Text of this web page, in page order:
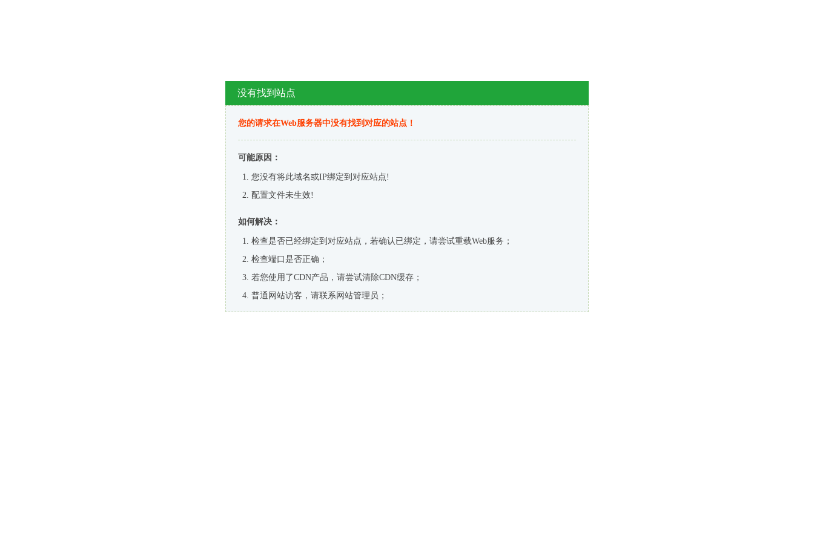
没有找到站点
您的请求在Web服务器中没有找到对应的站点！
可能原因：
您没有将此域名或IP绑定到对应站点!
配置文件未生效!
如何解决：
检查是否已经绑定到对应站点，若确认已绑定，请尝试重载Web服务；
检查端口是否正确；
若您使用了CDN产品，请尝试清除CDN缓存；
普通网站访客，请联系网站管理员；